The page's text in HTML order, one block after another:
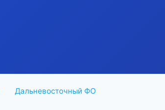
Дальневосточный ФО